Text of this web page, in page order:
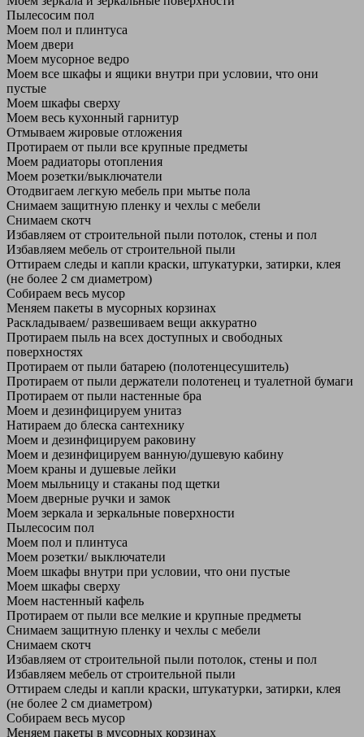
Пылесосим пол
Моем пол и плинтуса
Моем двери
Моем мусорное ведро
Моем все шкафы и ящики внутри при условии, что они
пустые
Моем шкафы сверху
Моем весь кухонный гарнитур
Отмываем жировые отложения
Протираем от пыли все крупные предметы
Моем радиаторы отопления
Моем розетки/выключатели
Отодвигаем легкую мебель при мытье пола
Снимаем защитную пленку и чехлы с мебели
Снимаем скотч
Избавляем от строительной пыли потолок, стены и пол
Избавляем мебель от строительной пыли
Оттираем следы и капли краски, штукатурки, затирки, клея
(не более 2 см диаметром)
Собираем весь мусор
Меняем пакеты в мусорных корзинах
Раскладываем/ развешиваем вещи аккуратно
Протираем пыль на всех доступных и свободных
поверхностях
Протираем от пыли батарею (полотенцесушитель)
Протираем от пыли держатели полотенец и туалетной бумаги
Протираем от пыли настенные бра
Моем и дезинфицируем унитаз
Натираем до блеска сантехнику
Моем и дезинфицируем раковину
Моем и дезинфицируем ванную/душевую кабину
Моем краны и душевые лейки
Моем мыльницу и стаканы под щетки
Моем дверные ручки и замок
Моем зеркала и зеркальные поверхности
Пылесосим пол
Моем пол и плинтуса
Моем розетки/ выключатели
Моем шкафы внутри при условии, что они пустые
Моем шкафы сверху
Моем настенный кафель
Протираем от пыли все мелкие и крупные предметы
Снимаем защитную пленку и чехлы с мебели
Снимаем скотч
Избавляем от строительной пыли потолок, стены и пол
Избавляем мебель от строительной пыли
Оттираем следы и капли краски, штукатурки, затирки, клея
(не более 2 см диаметром)
Собираем весь мусор
Меняем пакеты в мусорных корзинах